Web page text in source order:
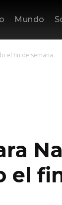
Mundo
el fin de semana
el